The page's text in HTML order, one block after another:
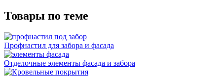
Товары по теме
Профнастил для забора и фасада
Отделочные элементы фасада и забора